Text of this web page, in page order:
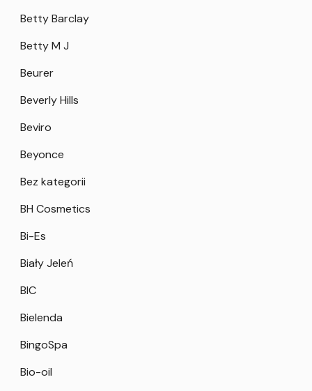
Betty Barclay
Betty M J
Beurer
Beverly Hills
Beviro
Beyonce
Bez kategorii
BH Cosmetics
Bi-Es
Biały Jeleń
BIC
Bielenda
BingoSpa
Bio-oil